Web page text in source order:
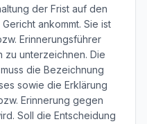
der Frist auf den
ankommt. Sie ist
Erinnerungsführer
zu unterzeichnen. Die
die Bezeichnung
sowie die Erklärung
Erinnerung gegen
Soll die Entscheidung